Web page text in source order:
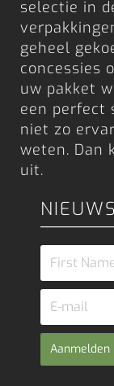
selectie in
geheel
concessies
uw pakket
een perfect
niet zo
weten. Dan
uit.
Aanmelden